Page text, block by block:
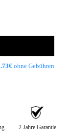
ohne Gebühren
2 Jahre Garantie